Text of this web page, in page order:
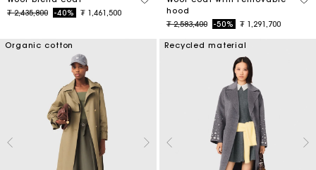
Price reduced from
₮ 2,435,800to-40% ₮ 1,461,500
hood
Price reduced from
₮ 2,583,400to-50% ₮ 1,291,700
Organic cotton Recycled material